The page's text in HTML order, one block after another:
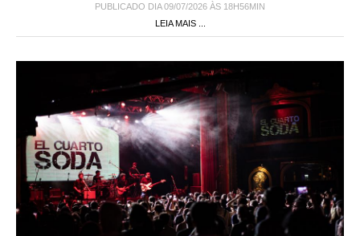
PUBLICADO DIA 09/07/2026 ÀS 18H56MIN
LEIA MAIS ...